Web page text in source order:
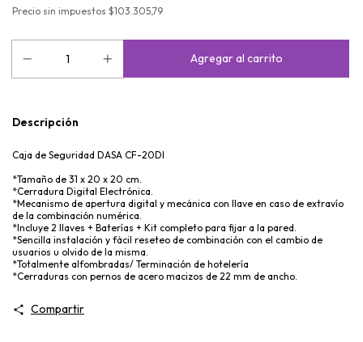
Precio sin impuestos $103.305,79
Descripción
Caja de Seguridad DASA CF-20DI
*Tamaño de 31 x 20 x 20 cm.
*Cerradura Digital Electrónica.
*Mecanismo de apertura digital y mecánica con llave en caso de extravío
de la combinación numérica.
*Incluye 2 llaves + Baterías + Kit completo para fijar a la pared.
*Sencilla instalación y fácil reseteo de combinación con el cambio de
usuarios u olvido de la misma.
*Totalmente alfombradas/ Terminación de hotelería
*Cerraduras con pernos de acero macizos de 22 mm de ancho.
Compartir